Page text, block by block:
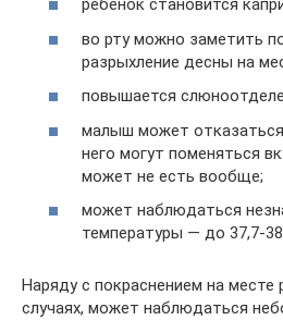
ребенок становится
во рту можно заметить
разрыхление десны на
повышается
малыш может
него могут поменяться
может не есть вообще;
может наблюдаться
температуры — до 37,7-
Наряду с покраснением на месте
случаях, может наблюдаться